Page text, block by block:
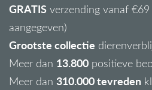
GRATIS verzending vanaf
aangegeven)
Grootste collectie
Meer dan 13.800 positieve
Meer dan 310.000 tevreden